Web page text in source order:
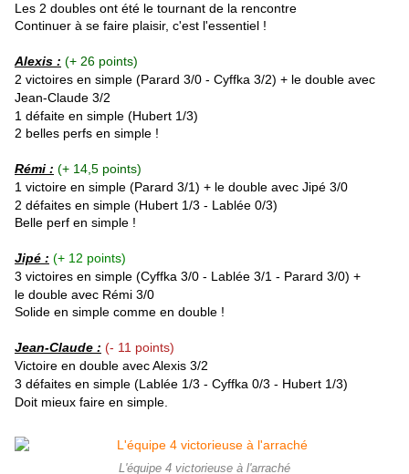
Les 2 doubles ont été le tournant de la rencontre
Continuer à se faire plaisir, c'est l'essentiel !
Alexis : (+ 26 points)
2 victoires en simple (Parard 3/0 - Cyffka 3/2) + le double avec
Jean-Claude 3/2
1 défaite en simple (Hubert 1/3)
2 belles perfs en simple !
Rémi : (+ 14,5 points)
1 victoire en simple (Parard 3/1) + le double avec Jipé 3/0
2 défaites en simple (Hubert 1/3 - Lablée 0/3)
Belle perf en simple !
Jipé : (+ 12 points)
3 victoires en simple (Cyffka 3/0 - Lablée 3/1 - Parard 3/0) +
le double avec Rémi 3/0
Solide en simple comme en double !
Jean-Claude : (- 11 points)
Victoire en double avec Alexis 3/2
3 défaites en simple (Lablée 1/3 - Cyffka 0/3 - Hubert 1/3)
Doit mieux faire en simple.
L'équipe 4 victorieuse à l'arraché